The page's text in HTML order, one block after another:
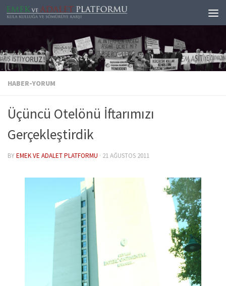
Skip to content
HABER-YORUM
Üçüncü Otelönü İftarımızı
Gerçekleştirdik
BYEMEK VE ADALET PLATFORMU · 21 AĞUSTOS 2011